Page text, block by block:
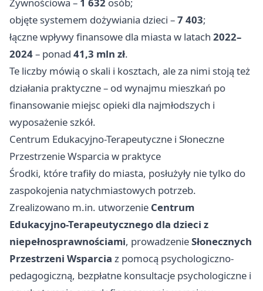
objęte systemem dożywiania dzieci –7 403;
łączne wpływy finansowe dla miasta w latach 2022–
2024– ponad 41,3 mln zł.
Te liczby mówią o skali i kosztach, ale za nimi stoją też
działania praktyczne – od wynajmu mieszkań po
finansowanie miejsc opieki dla najmłodszych i
wyposażenie szkół.
Centrum Edukacyjno-Terapeutyczne i Słoneczne
Przestrzenie Wsparcia w praktyce
Środki, które trafiły do miasta, posłużyły nie tylko do
zaspokojenia natychmiastowych potrzeb.
Zrealizowano m.in. utworzenie Centrum
Edukacyjno-Terapeutycznego dla dzieci z
niepełnosprawnościami, prowadzenieSłonecznych
Przestrzeni Wsparcia z pomocą psychologiczno-
pedagogiczną, bezpłatne konsultacje psychologiczne i